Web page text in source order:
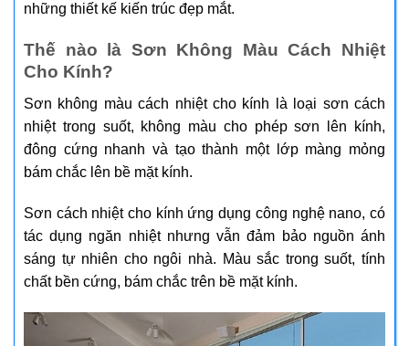
những thiết kế kiến trúc đẹp mắt.
Thế nào là Sơn Không Màu Cách Nhiệt
Cho Kính?
Sơn không màu cách nhiệt cho kính là loại sơn cách
nhiệt trong suốt, không màu cho phép sơn lên kính,
đông cứng nhanh và tạo thành một lớp màng mỏng
bám chắc lên bề mặt kính.
Sơn cách nhiệt cho kính ứng dụng công nghệ nano, có
tác dụng ngăn nhiệt nhưng vẫn đảm bảo nguồn ánh
sáng tự nhiên cho ngôi nhà. Màu sắc trong suốt, tính
chất bền cứng, bám chắc trên bề mặt kính.